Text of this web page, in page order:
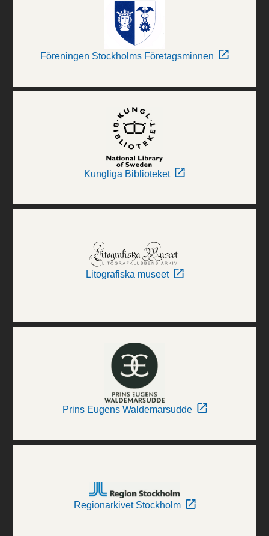
Föreningen Stockholms Företagsminnen
Kungliga Biblioteket
Litografiska museet
Prins Eugens Waldemarsudde
Regionarkivet Stockholm